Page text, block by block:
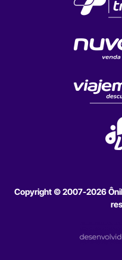
Copyright © 2007-2026